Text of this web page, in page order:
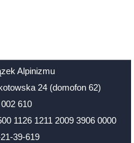
Alpinizmu
24 (domofon 62)
610
1126 1211 2009 3906 0000
39-619